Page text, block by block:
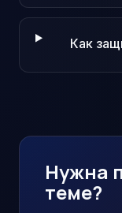
Как
Нужна
теме?